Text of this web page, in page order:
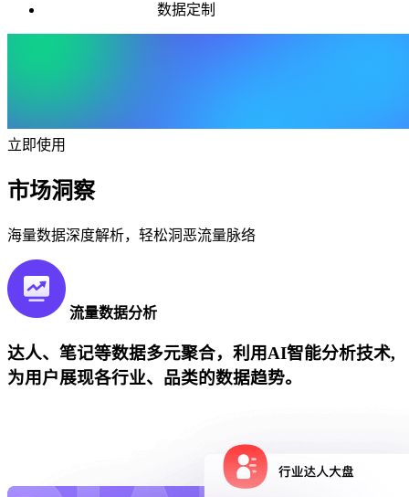
数据定制
立即使用
市场洞察
海量数据深度解析，轻松洞恶流量脉络
流量数据分析
达人、笔记等数据多元聚合，利用AI智能分析技术,
为用户展现各行业、品类的数据趋势。